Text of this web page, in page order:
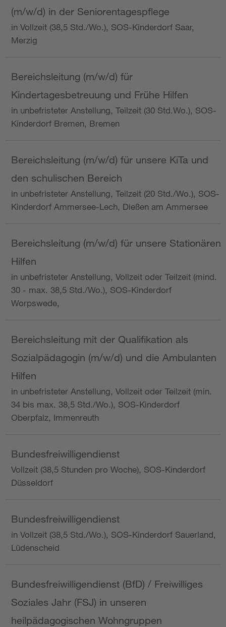
(m/w/d) in der Seniorentagespflege
in Vollzeit (38,5 Std./Wo.), SOS-Kinderdorf Saar,
Merzig
Bereichsleitung (m/w/d) für
Kindertagesbetreuung und Frühe Hilfen
in unbefristeter Anstellung, Teilzeit (30 Std.Wo.), SOS-
Kinderdorf Bremen, Bremen
Bereichsleitung (m/w/d) für unsere KiTa und
den schulischen Bereich
in unbefristeter Anstellung, Teilzeit (20 Std./Wo.), SOS-
Kinderdorf Ammersee-Lech, Dießen am Ammersee
Bereichsleitung (m/w/d) für unsere Stationären
Hilfen
in unbefristeter Anstellung, Vollzeit oder Teilzeit (mind.
30 - max. 38,5 Std./Wo.), SOS-Kinderdorf
Worpswede,
Bereichsleitung mit der Qualifikation als
Sozialpädagogin (m/w/d) und die Ambulanten
Hilfen
in unbefristeter Anstellung, Vollzeit oder Teilzeit (min.
34 bis max. 38,5 Std./Wo.), SOS-Kinderdorf
Oberpfalz, Immenreuth
Bundesfreiwilligendienst
Vollzeit (38,5 Stunden pro Woche), SOS-Kinderdorf
Düsseldorf
Bundesfreiwilligendienst
in Vollzeit (38,5 Std./Wo.), SOS-Kinderdorf Sauerland,
Lüdenscheid
Bundesfreiwilligendienst (BfD) / Freiwilliges
Soziales Jahr (FSJ) in unseren
heilpädagogischen Wohngruppen